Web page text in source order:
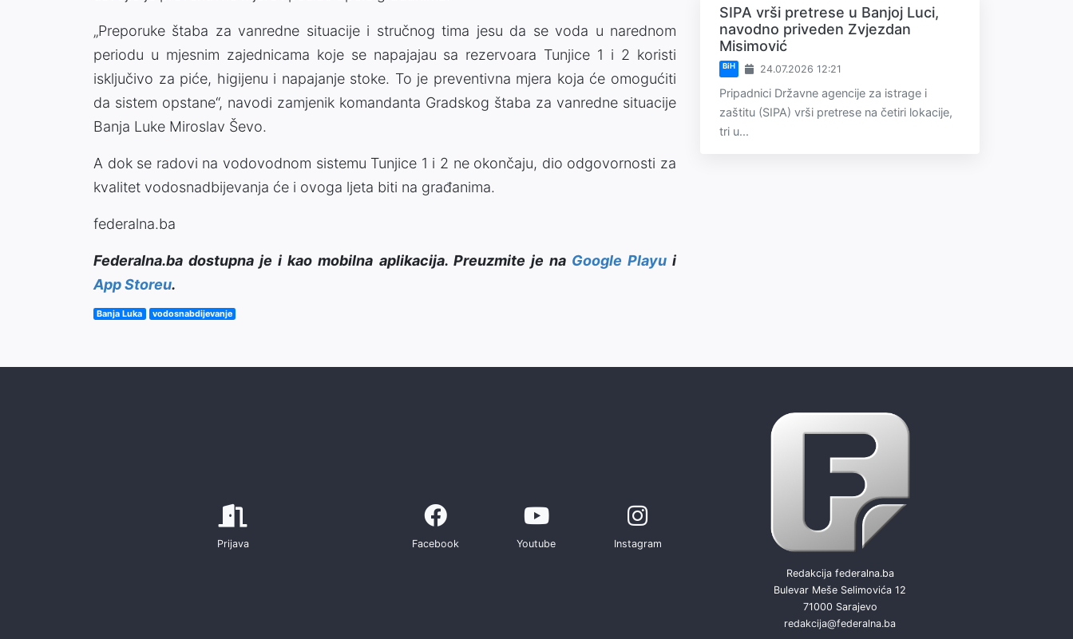
„Preporuke štaba za vanredne situacije i stručnog tima jesu da se voda u narednom
periodu u mjesnim zajednicama koje se napajajau sa rezervoara Tunjice 1 i 2 koristi
isključivo za piće, higijenu i napajanje stoke. To je preventivna mjera koja će omogućiti
da sistem opstane“, navodi zamjenik komandanta Gradskog štaba za vanredne situacije
Banja Luke Miroslav Ševo.
A dok se radovi na vodovodnom sistemu Tunjice 1 i 2 ne okončaju, dio odgovornosti za
kvalitet vodosnadbijevanja će i ovoga ljeta biti na građanima.
federalna.ba
Federalna.ba dostupna je i kao mobilna aplikacija. Preuzmite je na Google Playui
App Storeu.
Banja Luka vodosnabdijevanje
SIPA vrši pretrese u Banjoj Luci,
navodno priveden Zvjezdan
Misimović
BiH 24.07.2026 12:21
Pripadnici Državne agencije za istrage i
zaštitu (SIPA) vrši pretrese na četiri lokacije,
tri u...
Prijava Facebook Youtube Instagram
Redakcija federalna.ba
Bulevar Meše Selimovića 12
71000 Sarajevo
redakcija@federalna.ba